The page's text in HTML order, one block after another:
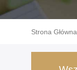
Strona Główna